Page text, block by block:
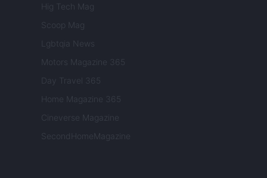
Hig Tech Mag
Scoop Mag
Lgbtqia News
Motors Magazine 365
Day Travel 365
Home Magazine 365
Cineverse Magazine
SecondHomeMagazine